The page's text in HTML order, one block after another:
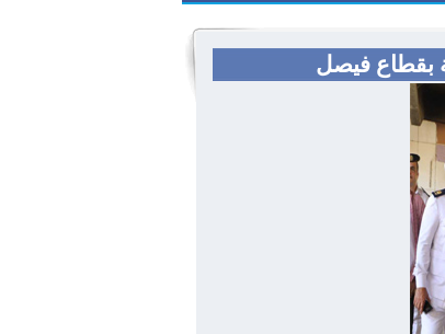
بقطاع فيصل